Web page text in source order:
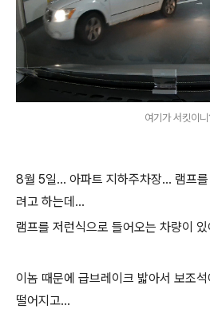
여기가 서킷이
8월 5일... 아파트 지하주차장... 램프
려고 하는데...
램프를 저런식으로 들어오는 차량이
이놈 때문에 급브레이크 밟아서 보조
떨어지고...